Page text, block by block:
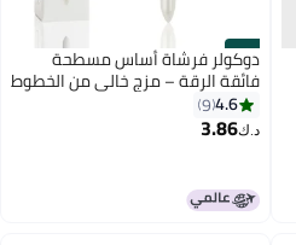
#26
دوكولر فرشاة أساس مسطحة
فائقة الرقة – مزج خالي من الخطوط
للمستحضرات السائلة
4.6
9
د.ك‏3.86